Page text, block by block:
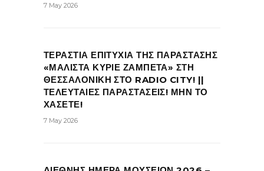
7 May 2026
ΤΕΡΑΣΤΙΑ ΕΠΙΤΥΧΙΑ ΤΗΣ ΠΑΡΑΣΤΑΣΗΣ
«ΜΑΛΙΣΤΑ ΚΥΡΙΕ ΖΑΜΠΕΤΑ» ΣΤΗ
ΘΕΣΣΑΛΟΝΙΚΗ ΣΤΟ RADIO CITY! ||
ΤΕΛΕΥΤΑΙΕΣ ΠΑΡΑΣΤΑΣΕΙΣ! ΜΗΝ ΤΟ
ΧΑΣΕΤΕ!
7 May 2026